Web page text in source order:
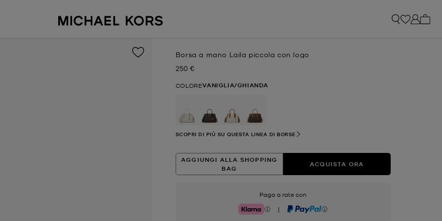
Borsa a mano Laila piccola con logo
Prezzo attuale
250 €
COLOREVANIGLIA/GHIANDA
selezionato
SCOPRI DI PIÙ SU QUESTA LINEA DI BORSE
AGGIUNGI ALLA SHOPPING
BAG
ACQUISTA ORA
Paga a rate con
Klarna | PayPal